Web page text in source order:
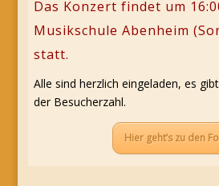
Das Konzert findet um
Musikschule Abenheim
statt.
Alle sind herzlich eingeladen, es
der Besucherzahl.
Hier geht’s zu den